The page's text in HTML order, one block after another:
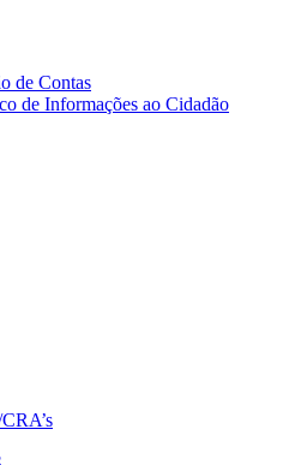
de Contas
de Informações ao Cidadão